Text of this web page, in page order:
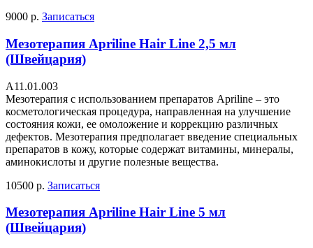
9000 р. Записаться
Мезотерапия Apriline Hair Line 2,5 мл
(Швейцария)
А11.01.003
Мезотерапия с использованием препаратов Apriline – это
косметологическая процедура, направленная на улучшение
состояния кожи, ее омоложение и коррекцию различных
дефектов. Мезотерапия предполагает введение специальных
препаратов в кожу, которые содержат витамины, минералы,
аминокислоты и другие полезные вещества.
10500 р. Записаться
Мезотерапия Apriline Hair Line 5 мл
(Швейцария)